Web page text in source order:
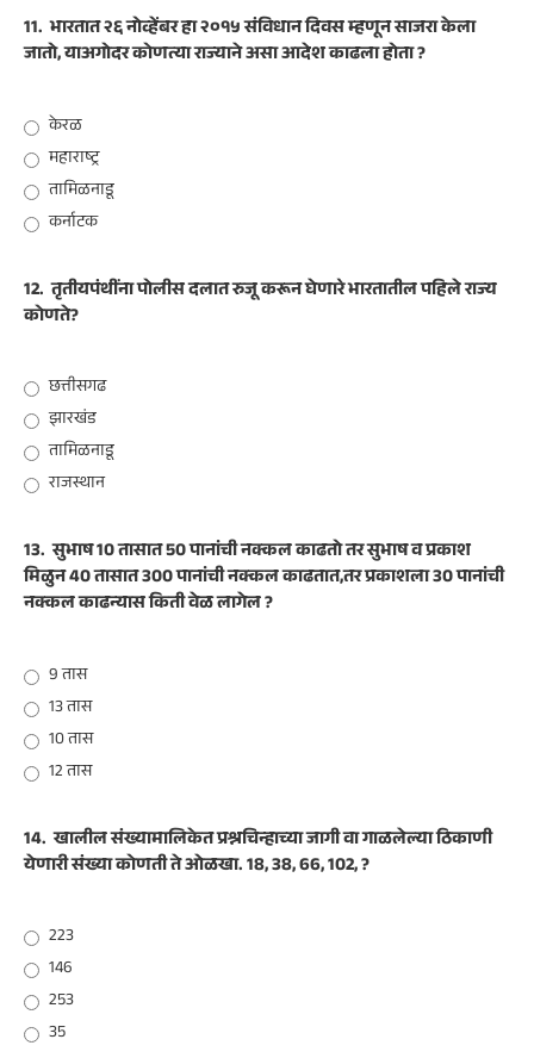
11. भारतात २६ नोव्हेंबर हा २०१५ संविधान दिवस म्हणून साजरा केला
जातो, याअगोदर कोणत्या राज्याने असा आदेश काढला होता ?
केरळ
महाराष्ट्र
तामिळनाडू
कर्नाटक
12. तृतीयपंथींना पोलीस दलात रुजू करून घेणारे भारतातील पहिले राज्य
कोणते?
छत्तीसगढ
झारखंड
तामिळनाडू
राजस्थान
13. सुभाष 10 तासात 50 पानांची नक्कल काढतो तर सुभाष व प्रकाश
मिळुन 40 तासात 300 पानांची नक्कल काढतात,तर प्रकाशला 30 पानांची
नक्कल काढन्यास किती वेळ लागेल ?
9 तास
13 तास
10 तास
12 तास
14. खालील संख्यामालिकेत प्रश्नचिन्हाच्या जागी वा गाळलेल्या ठिकाणी
येणारी संख्या कोणती ते ओळखा. 18, 38, 66, 102, ?
223
146
253
35